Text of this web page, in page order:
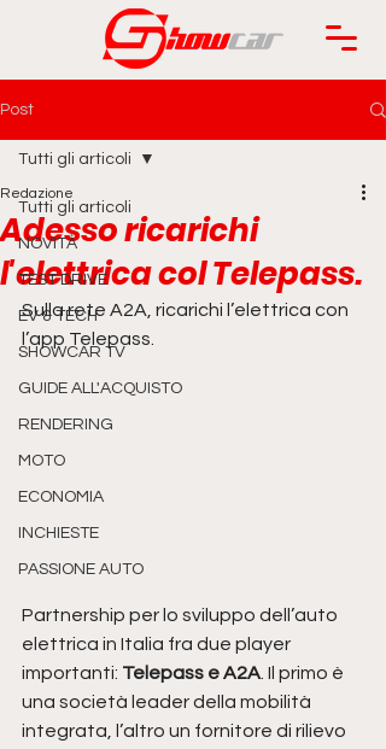
Post
Tutti gli articoli
NOVITÀ
TEST DRIVE
EV & TECH
SHOWCAR TV
GUIDE ALL'ACQUISTO
RENDERING
MOTO
ECONOMIA
INCHIESTE
PASSIONE AUTO
Tutti gli articoli
Adesso ricarichi
l'elettrica col Telepass.
Redazione
Sulla rete A2A, ricarichi l’elettrica con
l’app Telepass.
Partnership per lo sviluppo dell’auto
elettrica in Italia fra due player
importanti: Telepass e A2A. Il primo è
una società leader della mobilità
integrata, l’altro un fornitore di rilievo